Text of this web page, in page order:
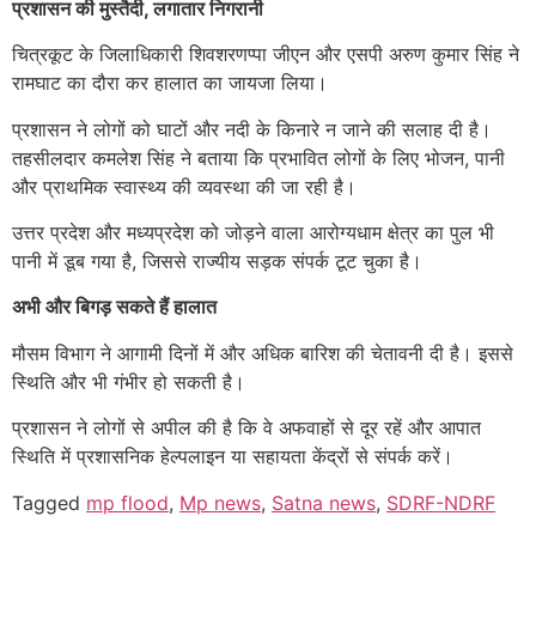
प्रशासन की मुस्तैदी, लगातार निगरानी
चित्रकूट के जिलाधिकारी शिवशरणप्पा जीएन और एसपी अरुण कुमार सिंह ने
रामघाट का दौरा कर हालात का जायजा लिया।
प्रशासन ने लोगों को घाटों और नदी के किनारे न जाने की सलाह दी है।
तहसीलदार कमलेश सिंह ने बताया कि प्रभावित लोगों के लिए भोजन, पानी
और प्राथमिक स्वास्थ्य की व्यवस्था की जा रही है।
उत्तर प्रदेश और मध्यप्रदेश को जोड़ने वाला आरोग्यधाम क्षेत्र का पुल भी
पानी में डूब गया है, जिससे राज्यीय सड़क संपर्क टूट चुका है।
अभी और बिगड़ सकते हैं हालात
मौसम विभाग ने आगामी दिनों में और अधिक बारिश की चेतावनी दी है। इससे
स्थिति और भी गंभीर हो सकती है।
प्रशासन ने लोगों से अपील की है कि वे अफवाहों से दूर रहें और आपात
स्थिति में प्रशासनिक हेल्पलाइन या सहायता केंद्रों से संपर्क करें।
Tagged mp flood, Mp news, Satna news, SDRF-NDRF